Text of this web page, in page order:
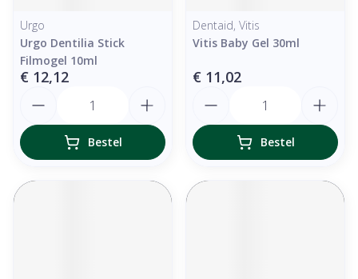
Urgo
Urgo Dentilia Stick
Filmogel 10ml
€ 12,12
Bestel
Dentaid, Vitis
Vitis Baby Gel 30ml
€ 11,02
Bestel